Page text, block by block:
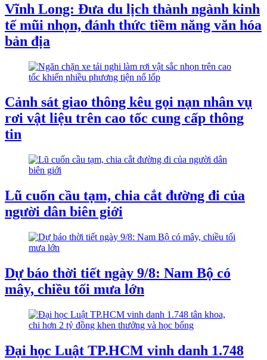
Vĩnh Long: Đưa du lịch thành ngành kinh
tế mũi nhọn, đánh thức tiềm năng văn hóa
bản địa
Cảnh sát giao thông kêu gọi nạn nhân vụ
rơi vật liệu trên cao tốc cung cấp thông
tin
Lũ cuốn cầu tạm, chia cắt đường đi của
người dân biên giới
Dự báo thời tiết ngày 9/8: Nam Bộ có
mây, chiều tối mưa lớn
Đại học Luật TP.HCM vinh danh 1.748